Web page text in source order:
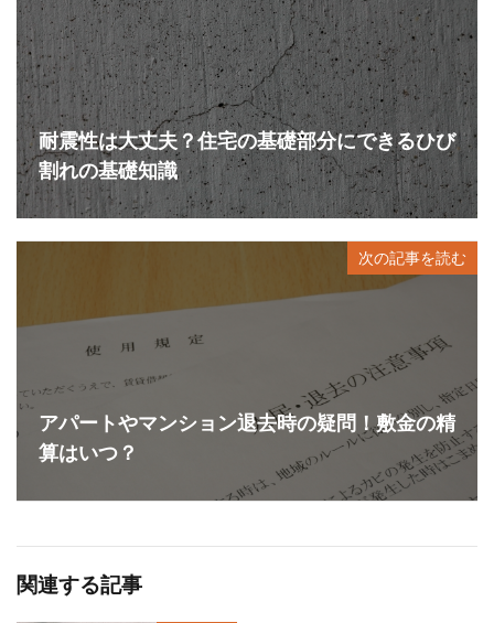
耐震性は大丈夫？住宅の基礎部分にできるひび
割れの基礎知識
次の記事を読む
アパートやマンション退去時の疑問！敷金の精
算はいつ？
関連する記事